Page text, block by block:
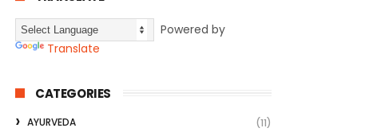
Powered by
Translate
CATEGORIES
AYURVEDA
(11)